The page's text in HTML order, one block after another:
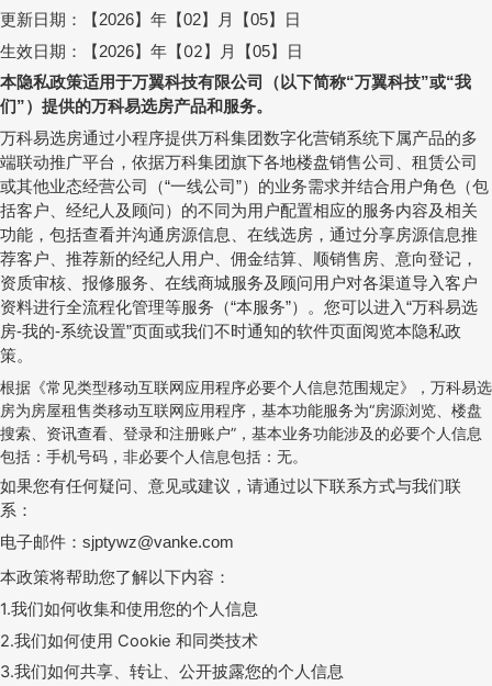
更新日期：【2026】年【02】月【05】日
生效日期：
【2026】年【02】月【05】日
本隐私政策适用于万翼科技有限公司（以下简称“万翼科技”或“我
们”）提供的万科易选房产品和服务。
万科易选房通过小程序提供万科集团数字化营销系统下属产品的多
端联动推广平台，依据万科集团旗下各地楼盘销售公司、租赁公司
或其他业态经营公司（“一线公司”）的业务需求并结合用户角色（包
括客户、经纪人及顾问）的不同为用户配置相应的服务内容及相关
功能，包括查看并沟通房源信息、在线选房，通过分享房源信息推
荐客户、推荐新的经纪人用户、佣金结算、顺销售房、意向登记，
资质审核、报修服务、在线商城服务及顾问用户对各渠道导入客户
资料进行全流程化管理等服务（“本服务”）。您可以进入“万科易选
房-我的-系统设置”页面或我们不时通知的软件页面阅览本隐私政
策。
根据《常见类型移动互联网应用程序必要个人信息范围规定》，万科易选
房为房屋租售类移动互联网应用程序，基本功能服务为“房源浏览、楼盘
搜索、资讯查看、登录和注册账户”，基本业务功能涉及的必要个人信息
包括：手机号码，非必要个人信息包括：无。
如果您有任何疑问、意见或建议，请通过以下联系方式与我们联
系：
电子邮件： sjptywz@vanke.com
本政策将帮助您了解以下内容：
1.我们如何收集和使用您的个人信息
2.我们如何使用 Cookie 和同类技术
3.我们如何共享、转让、公开披露您的个人信息